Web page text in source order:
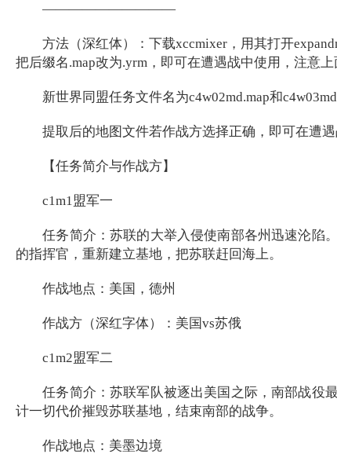
——————————
方法（深红体）：下载xccmixer，用其打开
把后缀名.map改为.yrm，即可在遭遇战中使用，注意上
新世界同盟任务文件名为c4w02md.map和
提取后的地图文件若作战方选择正确，即可在遭遇
【任务简介与作战方】
c1m1盟军一
任务简介：苏联的大举入侵使南部各州迅速沦陷。
的指挥官，重新建立基地，把苏联赶回海上。
作战地点：美国，德州
作战方（深红字体）：美国vs苏俄
c1m2盟军二
任务简介：苏联军队被逐出美国之际，南部战役最
计一切代价摧毁苏联基地，结束南部的战争。
作战地点：美墨边境